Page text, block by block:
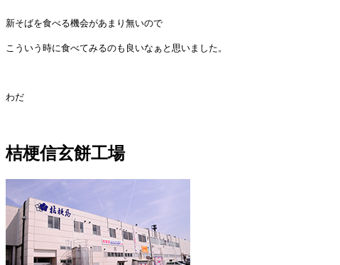
新そばを食べる機会があまり無いので
こういう時に食べてみるのも良いなぁと思いました。
わだ
桔梗信玄餅工場